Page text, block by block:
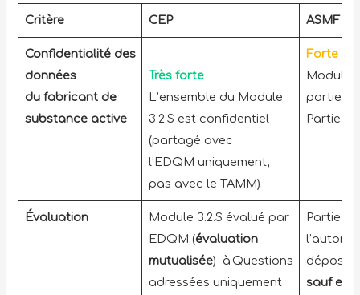
Critère CEP ASMF /
Confidentialité des
données
du fabricant de
substance active
Très forte
L’ensemble du Module
3.2.S est confidentiel
(partagé avec
l’EDQM uniquement,
pas avec le TAMM)
Forte
Module
parties :
Partie
Évaluation
Module 3.2.S évalué par
EDQM (évaluation
mutualisée) à Questions
adressées uniquement
Parties
déposé (
sauf en